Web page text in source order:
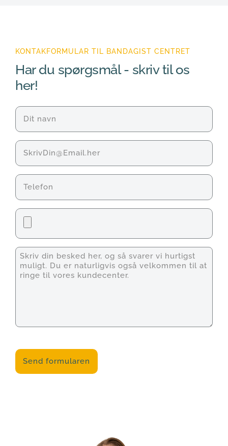
KONTAKFORMULAR TIL BANDAGIST CENTRET
Har du spørgsmål - skriv til os
her!
Navn
(Påkrævet)
E-
mail
Telefon
Fil
Unavngivet